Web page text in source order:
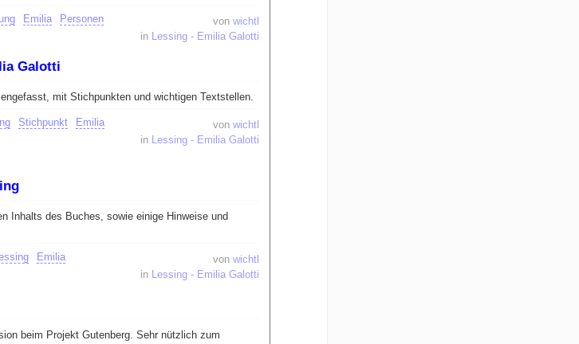
vonwichtl
in Lessing - Emilia Galotti
Emilia Personen
Galotti
mit Stichpunkten und wichtigen Textstellen.
vonwichtl
in Lessing - Emilia Galotti
Stichpunkt
Emilia
Inhalts des Buches, sowie einige Hinweise und
vonwichtl
in Lessing - Emilia Galotti
Emilia
beim Projekt Gutenberg. Sehr nützlich zum